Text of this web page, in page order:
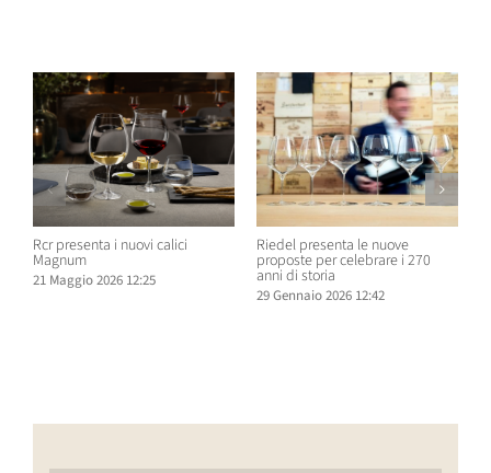
Rcr presenta i nuovi calici
Magnum
21 Maggio 2026 12:25
Riedel presenta le nuove
proposte per celebrare i 270
anni di storia
29 Gennaio 2026 12:42